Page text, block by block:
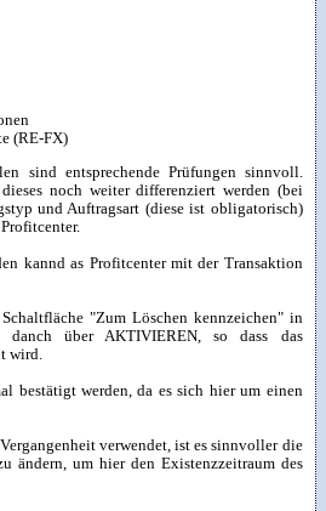
(RE-FX)
sind entsprechende Prüfungen sinnvoll.
noch weiter differenziert werden (bei
und Auftragsart (diese ist obligatorisch)
kannd as Profitcenter mit der Transaktion
"Zum Löschen kennzeichen" in
über AKTIVIEREN, so dass das
wird.
bestätigt werden, da es sich hier um einen
verwendet, ist es sinnvoller die
ändern, um hier den Existenzzeitraum des